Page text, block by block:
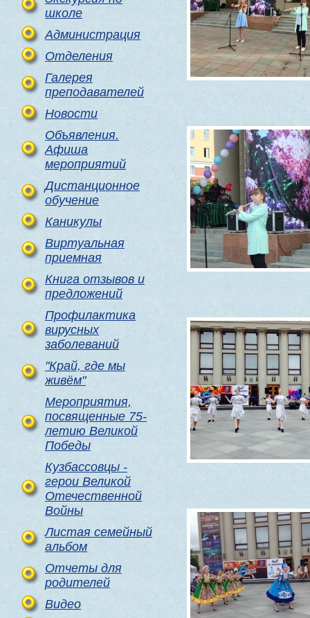
школе
Администрация
Отделения
Галерея
преподавателей
Новости
Объявления.
Афиша
мероприятий
Дистанционное
обучение
Каникулы
Виртуальная
приемная
Книга отзывов и
предложений
Профилактика
вирусных
заболеваний
"Край, где мы
живём"
Мероприятия,
посвященные 75-
летию Великой
Победы
Кузбассовцы -
герои Великой
Отечественной
Войны
Листая семейный
альбом
Отчеты для
родителей
Видео